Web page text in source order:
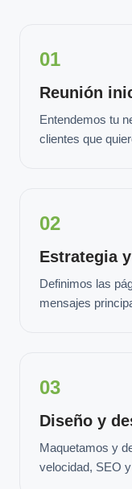
01
Reunión
Entendemos tu
clientes que
02
Estrategia
Definimos las
mensajes
03
Diseño y
Maquetamos y
velocidad, SEO